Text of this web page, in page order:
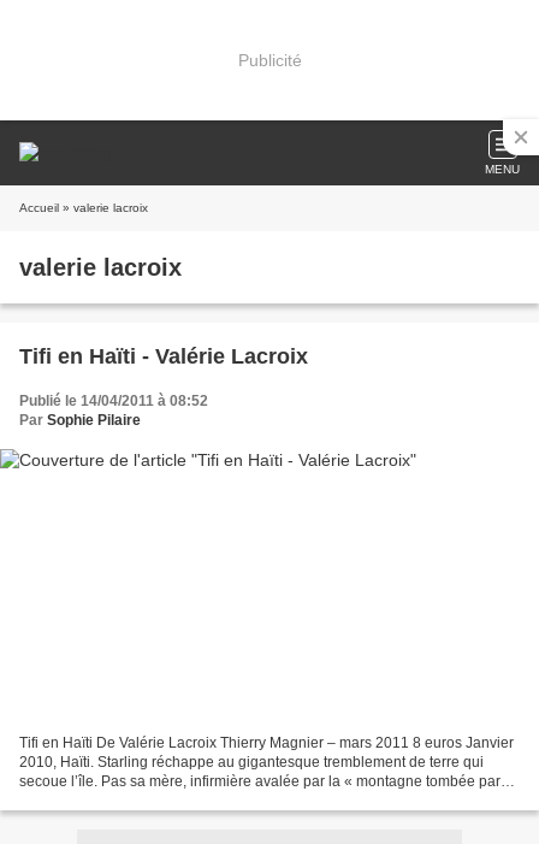
Publicité
MENU
Accueil » valerie lacroix
valerie lacroix
Tifi en Haïti - Valérie Lacroix
Publié le 14/04/2011 à 08:52
Par Sophie Pilaire
Tifi en Haïti De Valérie Lacroix Thierry Magnier – mars 2011 8 euros Janvier
2010, Haïti. Starling réchappe au gigantesque tremblement de terre qui
secoue l’île. Pas sa mère, infirmière avalée par la « montagne tombée par